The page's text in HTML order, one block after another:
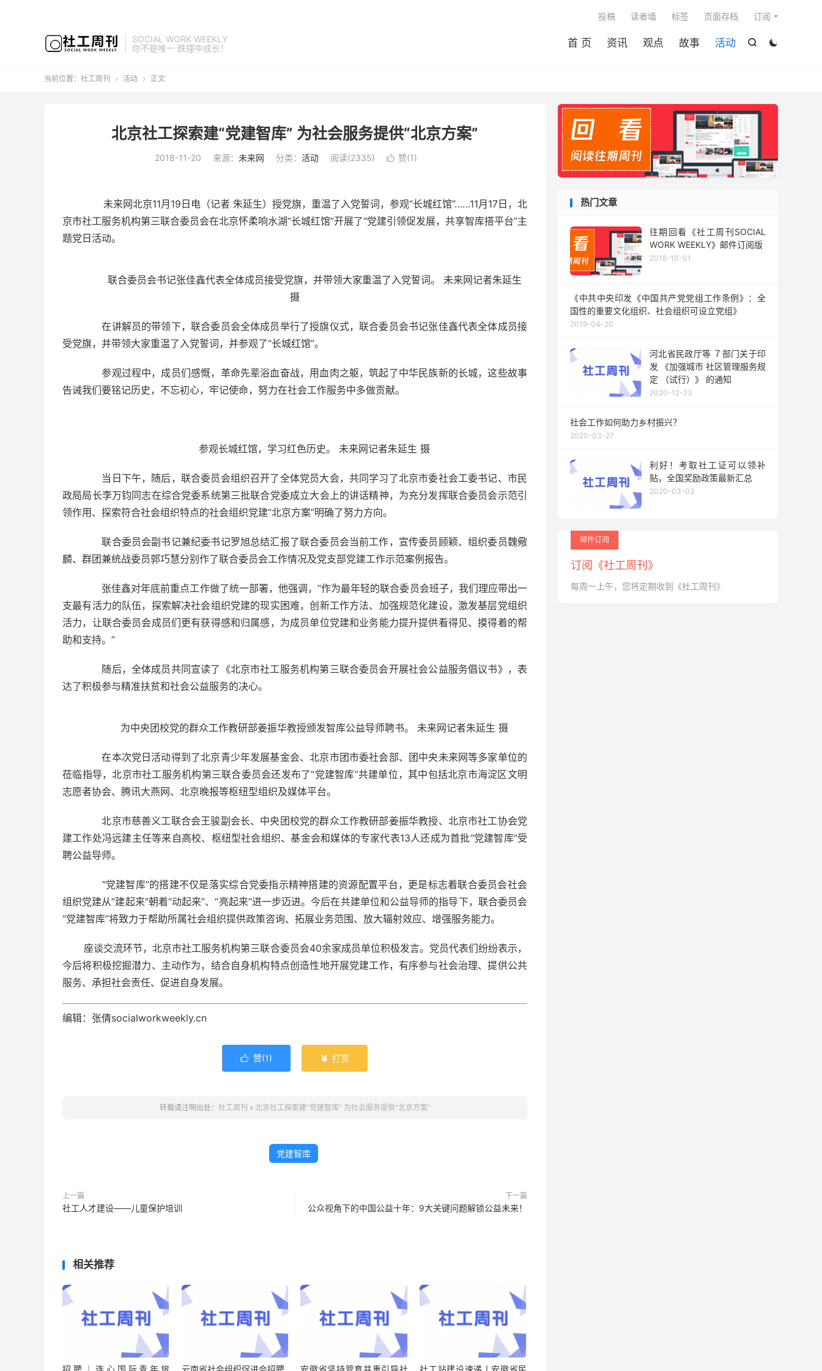
SOCIAL WORK WEEKLY
你不是唯一 跌撞中成长！


首 页 资讯 观点 故事 活动
投稿 读者墙 标签 页面存档 订阅
当前位置： 社工周刊  活动  正文
北京社工探索建“党建智库” 为社会服务提供“北京方案”
2018-11-20 来源： 未来网 分类： 活动 阅读(2335)  赞(1)
未来网北京11月19日电（记者 朱延生）授党旗，重温了入党誓词，参观“长城红馆”……11月17日，北
京市社工服务机构第三联合委员会在北京怀柔响水湖“长城红馆”开展了“党建引领促发展，共享智库搭平台”主
题党日活动。
联合委员会书记张佳鑫代表全体成员接受党旗，并带领大家重温了入党誓词。 未来网记者朱延生
摄
在讲解员的带领下，联合委员会全体成员举行了授旗仪式，联合委员会书记张佳鑫代表全体成员接
受党旗，并带领大家重温了入党誓词，并参观了“长城红馆”。
参观过程中，成员们感慨，革命先辈浴血奋战，用血肉之躯，筑起了中华民族新的长城，这些故事
告诫我们要铭记历史，不忘初心，牢记使命，努力在社会工作服务中多做贡献。
参观长城红馆，学习红色历史。 未来网记者朱延生 摄
当日下午，随后，联合委员会组织召开了全体党员大会，共同学习了北京市委社会工委书记、市民
政局局长李万钧同志在综合党委系统第三批联合党委成立大会上的讲话精神，为充分发挥联合委员会示范引
领作用、探索符合社会组织特点的社会组织党建“北京方案”明确了努力方向。
联合委员会副书记兼纪委书记罗旭总结汇报了联合委员会当前工作，宣传委员顾颖、组织委员魏儆
麟、群团兼统战委员郭巧慧分别作了联合委员会工作情况及党支部党建工作示范案例报告。
张佳鑫对年底前重点工作做了统一部署，他强调，“作为最年轻的联合委员会班子，我们理应带出一
支最有活力的队伍，探索解决社会组织党建的现实困难，创新工作方法、加强规范化建设，激发基层党组织
活力，让联合委员会成员们更有获得感和归属感，为成员单位党建和业务能力提升提供看得见、摸得着的帮
助和支持。”
随后，全体成员共同宣读了《北京市社工服务机构第三联合委员会开展社会公益服务倡议书》，表
达了积极参与精准扶贫和社会公益服务的决心。
为中央团校党的群众工作教研部姜振华教授颁发智库公益导师聘书。 未来网记者朱延生 摄
在本次党日活动得到了北京青少年发展基金会、北京市团市委社会部、团中央未来网等多家单位的
莅临指导，北京市社工服务机构第三联合委员会还发布了“党建智库”共建单位，其中包括北京市海淀区文明
志愿者协会、腾讯大燕网、北京晚报等枢纽型组织及媒体平台。
北京市慈善义工联合会王骏副会长、中央团校党的群众工作教研部姜振华教授、北京市社工协会党
建工作处冯远建主任等来自高校、枢纽型社会组织、基金会和媒体的专家代表13人还成为首批“党建智库”受
聘公益导师。
“党建智库”的搭建不仅是落实综合党委指示精神搭建的资源配置平台，更是标志着联合委员会社会
组织党建从“建起来”朝着“动起来”、“亮起来”进一步迈进。今后在共建单位和公益导师的指导下，联合委员会
“党建智库”将致力于帮助所属社会组织提供政策咨询、拓展业务范围、放大辐射效应、增强服务能力。
座谈交流环节，北京市社工服务机构第三联合委员会40余家成员单位积极发言。党员代表们纷纷表示，
今后将积极挖掘潜力、主动作为，结合自身机构特点创造性地开展党建工作，有序参与社会治理、提供公共
服务、承担社会责任、促进自身发展。
编辑：张倩socialworkweekly.cn
 赞(1)  打赏
转载请注明出处： 社工周刊 » 北京社工探索建“党建智库” 为社会服务提供“北京方案”
党建智库
上一篇
社工人才建设——儿童保护培训
下一篇
公众视角下的中国公益十年：9大关键问题解锁公益未来！
相关推荐
热门文章
往期回看《社工周刊SOCIAL
WORK WEEKLY》邮件订阅版
2018-10-01
《中共中央印发《中国共产党党组工作条例》：全
国性的重要文化组织、社会组织可设立党组》
2019-04-20
河北省民政厅等 ７部门关于印
发 《加强城市 社区管理服务规
定 （试行）》 的通知
2020-12-23
社会工作如何助力乡村振兴？
2020-03-27
利好！考取社工证可以领补
贴，全国奖励政策最新汇总
2020-03-03
邮件订阅
订阅《社工周刊》
每周一上午，您将定期收到《社工周刊》